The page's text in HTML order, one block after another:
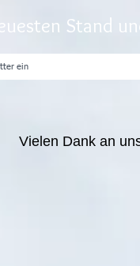
Stand
Vielen Dank an